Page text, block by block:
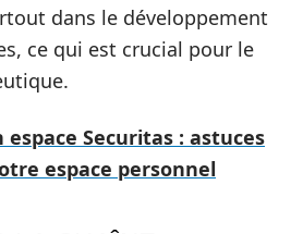
dans le développement
ce qui est crucial pour le
espace Securitas : astuces
espace personnel